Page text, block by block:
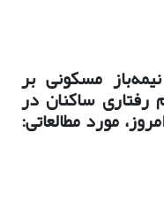
مسکونی بر
ساکنان در
مورد مطالعاتی: